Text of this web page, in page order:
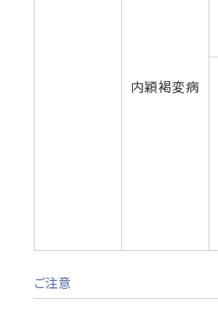
内穎褐変病
ご注意